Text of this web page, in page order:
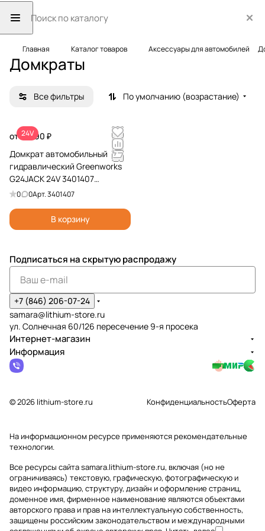
Главная Каталог товаров Аксессуары для автомобилей
Домкраты
Все фильтры По умолчанию (возрастание)
24V
от 11 990 ₽
Домкрат автомобильный
гидравлический Greenworks
G24JACK 24V 3401407
аккумуляторный
0 0Арт.3401407
В корзину
Подписаться на скрытую распродажу
+7 (846) 206-07-24
samara@lithium-store.ru
ул. Солнечная 60/126 пересечение 9-я просека
Интернет-магазин
Информация
© 2026 lithium-store.ru КонфиденциальностьОферта
На информационном ресурсе применяютсярекомендательные
технологии.
Все ресурсы сайта samara.lithium-store.ru, включая (но не
ограничиваясь) текстовую, графическую, фотографическую и
видео информацию, структуру, дизайн и оформление страниц,
доменное имя, фирменное наименование являются объектами
авторского права и прав на интеллектуальную собственность,
защищены российским законодательством и международными